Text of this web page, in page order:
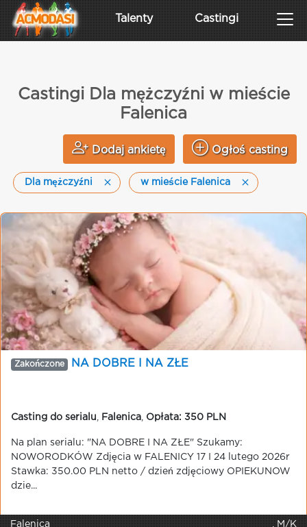
Talenty Castingi
Castingi Dla mężczyźni w mieście
Falenica
Dodaj ankietę Ogłoś casting
Dla mężczyźni w mieście Falenica
Zakończone NA DOBRE I NA ZŁE
Casting do serialu Falenica Opłata: 350 PLN
Na plan serialu: "NA DOBRE I NA ZŁE" Szukamy:
NOWORODKÓW Zdjęcia w FALENICY 17 I 24 lutego 2026r
Stawka: 350.00 PLN netto / dzień zdjęciowy OPIEKUNOW
dzie...
Falenica , M/K